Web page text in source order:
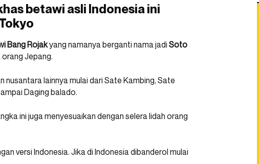
betawi asli Indonesia ini
Bang Rojakyang namanya berganti nama jadi Soto
Jepang.
lainnya mulai dari Sate Kambing, Sate
Daging balado.
ini juga menyesuaikan dengan selera lidah orang
versi Indonesia. Jika di Indonesia dibanderol mulai